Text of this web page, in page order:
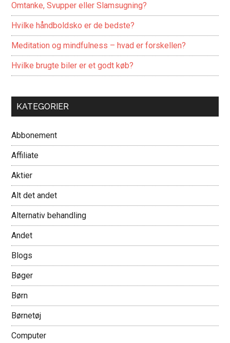
Omtanke, Svupper eller Slamsugning?
Hvilke håndboldsko er de bedste?
Meditation og mindfulness – hvad er forskellen?
Hvilke brugte biler er et godt køb?
KATEGORIER
Abbonement
Affiliate
Aktier
Alt det andet
Alternativ behandling
Andet
Blogs
Bøger
Børn
Børnetøj
Computer